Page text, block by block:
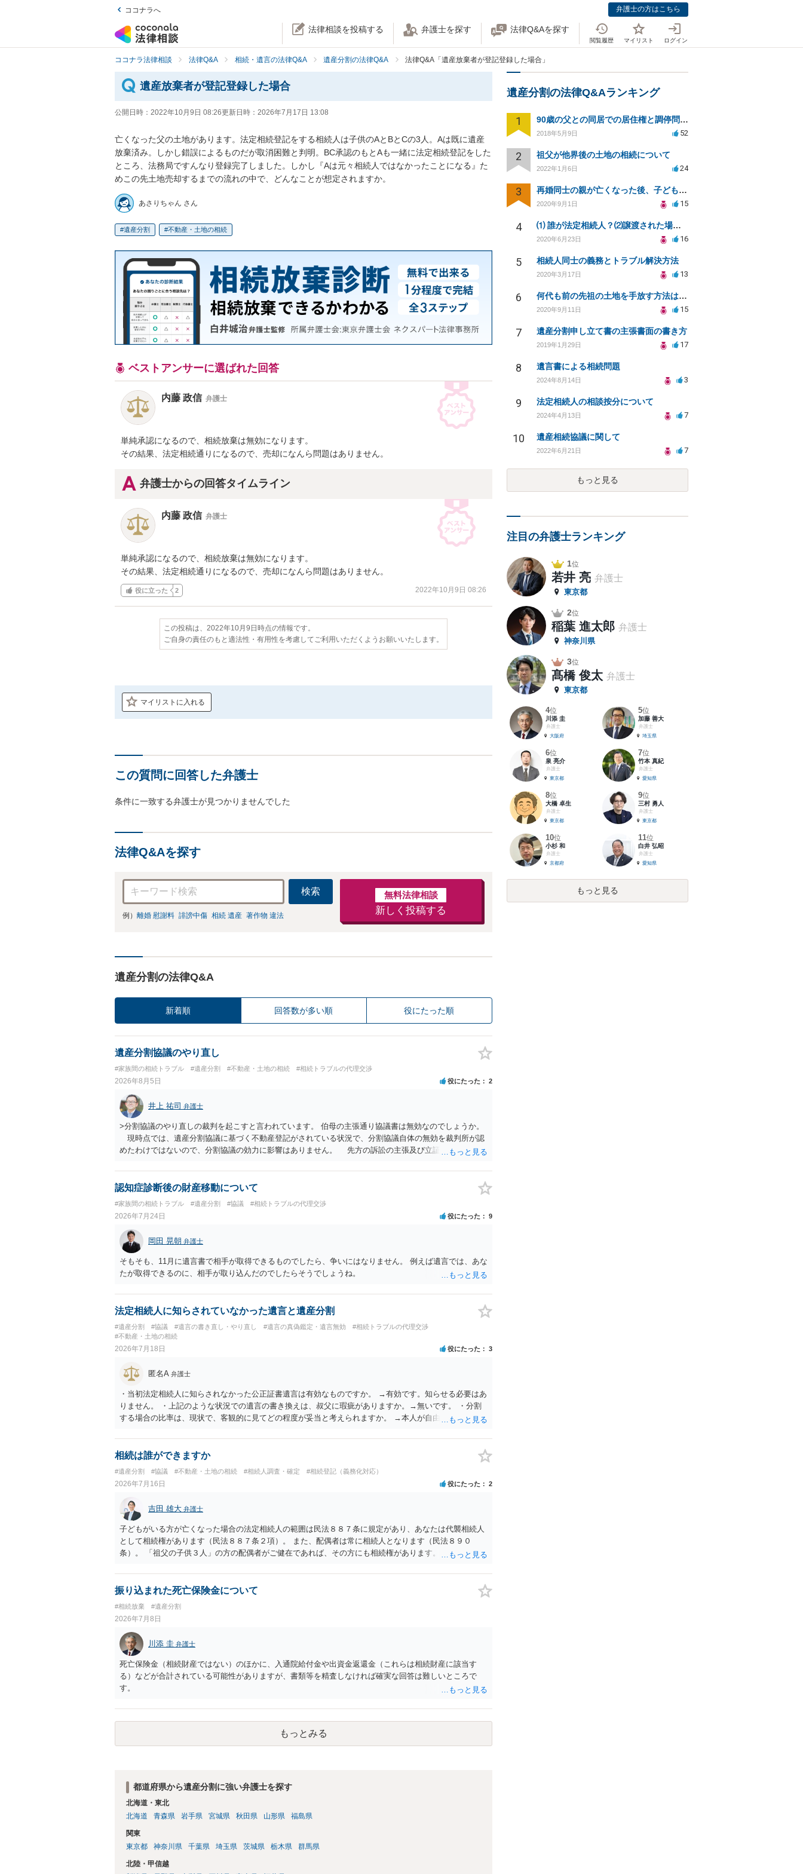
ココナラへ 弁護士の方はこちら
法律相談を投稿する 弁護士を探す 法律Q&Aを探す
閲覧履歴 マイリスト ログイン
ココナラ法律相談 法律Q&A 相続・遺言の法律Q&A 遺産分割の法律Q&A 法律Q&A「遺産放棄者が登記登録した場合」
遺産放棄者が登記登録した場合
公開日時： 2022年10月9日 08:26更新日時： 2026年7月17日 13:08
亡くなった父の土地があります。法定相続登記をする相続人は子供のAとBとCの3人。Aは既に遺産
放棄済み。しかし錯誤によるものだが取消困難と判明。BC承認のもとAも一緒に法定相続登記をした
ところ、法務局ですんなり登録完了しました。しかし『Aは元々相続人ではなかったことになる』た
めこの先土地売却するまでの流れの中で、どんなことが想定されますか。
あさりちゃん さん
遺産分割 不動産・土地の相続
ベストアンサーに選ばれた回答
内藤 政信 弁護士
単純承認になるので、相続放棄は無効になります。
その結果、法定相続通りになるので、売却になんら問題はありません。
弁護士からの回答タイムライン
内藤 政信 弁護士
単純承認になるので、相続放棄は無効になります。
その結果、法定相続通りになるので、売却になんら問題はありません。
役に立った 2 2022年10月9日 08:26
この投稿は、2022年10月9日時点の情報です。
ご自身の責任のもと適法性・有用性を考慮してご利用いただくようお願いいたします。
マイリストに入れる
この質問に回答した弁護士
条件に一致する弁護士が見つかりませんでした
法律Q&Aを探す
検索
例） 離婚 慰謝料 誹謗中傷 相続 遺産 著作物 違法
無料法律相談
新しく投稿する
遺産分割の法律Q&A
新着順 回答数が多い順 役にたった順
遺産分割協議のやり直し
#家族間の相続トラブル #遺産分割 #不動産・土地の相続 #相続トラブルの代理交渉
2026年8月5日 役にたった 2
井上 祐司 弁護士
>分割協議のやり直しの裁判を起こすと言われています。 伯母の主張通り協議書は無効なのでしょうか。
現時点では、遺産分割協議に基づく不動産登記がされている状況で、分割協議自体の無効を裁判所が認
めたわけではないので、分割協議の効力に影響はありません。 先方の訴訟の主張及び立証次第ですが、
りますが、 ・伯母様自身が分割協議に加わっていること ・御祖母様の意に反する遺産分割協議を行う実
益が誰にあったかの立証が困難であること からすると、実際に遺産分割協議の効力が否定される可能性は
認知症診断後の財産移動について
#家族間の相続トラブル #遺産分割 #協議 #相続トラブルの代理交渉
2026年7月24日 役にたった 9
岡田 晃朝 弁護士
そもそも、11月に遺言書で相手が取得できるものでしたら、争いにはなりません。 例えば遺言では、あな
たが取得できるのに、相手が取り込んだのでしたらそうでしょうね。
法定相続人に知らされていなかった遺言と遺産分割
#遺産分割 #協議 #遺言の書き直し・やり直し #遺言の真偽鑑定・遺言無効
#相続トラブルの代理交渉
#不動産・土地の相続
2026年7月18日 役にたった 3
匿名A 弁護士
・当初法定相続人に知らされなかった公正証書遺言は有効なものですか。 →有効です。知らせる必要はあ
りません。 ・上記のような状況での遺言の書き換えは、叔父に瑕疵がありますか。→無いです。 ・分割
する場合の比率は、現状で、客観的に見てどの程度が妥当と考えられますか。 →本人が自由に決められま
ることはできますか。 →分割を拒否するということは、遺産はいらないということでしょうか。遺言で、
受取を指定されててもいらないと拒否することはできます。理由を説明する必要はありません。
相続は誰ができますか
#遺産分割 #協議 #不動産・土地の相続 #相続人調査・確定 #相続登記（義務化対応）
2026年7月16日 役にたった 2
吉田 雄大 弁護士
子どもがいる方が亡くなった場合の法定相続人の範囲は民法８８７条に規定があり、あなたは代襲相続人
として相続権があります（民法８８７条２項）。 また、配偶者は常に相続人となります（民法８９０
条）。 「祖父の子供３人」の方の配偶者がご健在であれば、その方にも相続権があります。つまり、孫５
振り込まれた死亡保険金について
#相続放棄 #遺産分割
2026年7月8日
川添 圭 弁護士
死亡保険金（相続財産ではない）のほかに、入通院給付金や出資金返還金（これらは相続財産に該当す
る）などが合計されている可能性がありますが、書類等を精査しなければ確実な回答は難しいところで
す。
もっとみる
都道府県から遺産分割に強い弁護士を探す
北海道・東北
北海道
青森県 岩手県 宮城県 秋田県 山形県 福島県
関東
東京都
神奈川県 千葉県 埼玉県 茨城県 栃木県 群馬県
北陸・甲信越
遺産分割の法律Q&Aランキング
1 90歳の父との同居での居住権と調停問題について
2018年5月9日 52
2 祖父が他界後の土地の相続について
2022年1月6日 24
3 再婚同士の親が亡くなった後、子どもへの遺産分割はどうなる？
2020年9月1日 15
4 ⑴ 誰が法定相続人？⑵譲渡された場合の税金？⑶相続放棄後同じ不動産を相続できない？⑷借金返済義務は？
2020年6月23日 16
5 相続人同士の義務とトラブル解決方法
2020年3月17日 13
6 何代も前の先祖の土地を手放す方法はありますか？
2020年9月11日 15
7 遺産分割申し立て書の主張書面の書き方
2019年1月29日 17
8 遺言書による相続問題
2024年8月14日 3
9 法定相続人の相談按分について
2024年4月13日 7
10 遺産相続協議に関して
2022年6月21日 7
もっと見る
注目の弁護士ランキング
1位
若井 亮 弁護士
東京都
2位
稲葉 進太郎 弁護士
神奈川県
3位
髙橋 俊太 弁護士
東京都
4位
川添 圭
弁護士
大阪府
5位
加藤 善大
弁護士
埼玉県
6位
泉 亮介
弁護士
東京都
7位
竹本 真紀
弁護士
愛知県
8位
大橋 卓生
弁護士
東京都
9位
三村 勇人
弁護士
東京都
10位
小杉 和
弁護士
京都府
11位
白井 弘昭
弁護士
愛知県
もっと見る